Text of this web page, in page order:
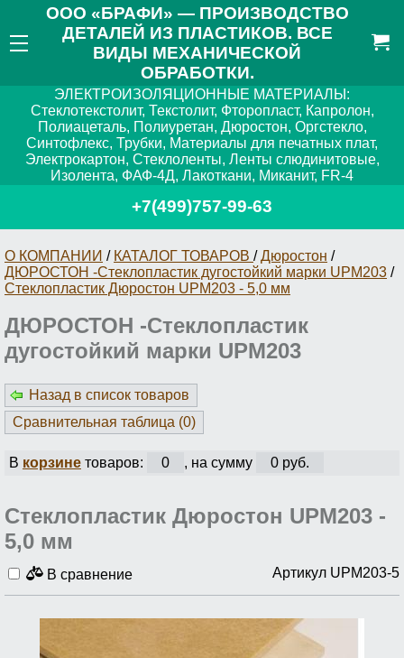
ООО «БРАФИ» — ПРОИЗВОДСТВО
ДЕТАЛЕЙ ИЗ ПЛАСТИКОВ. ВСЕ
ВИДЫ МЕХАНИЧЕСКОЙ
ОБРАБОТКИ.
ЭЛЕКТРОИЗОЛЯЦИОННЫЕ МАТЕРИАЛЫ:
Стеклотекстолит, Текстолит, Фторопласт, Капролон,
Полиацеталь, Полиуретан, Дюростон, Оргстекло,
Синтофлекс, Трубки, Материалы для печатных плат,
Электрокартон, Стеклоленты, Ленты слюдинитовые,
Изолента, ФАФ-4Д, Лакоткани, Миканит, FR-4
+7(499)757-99-63
О КОМПАНИИ / КАТАЛОГ ТОВАРОВ /Дюростон /
ДЮРОСТОН -Стеклопластик дугостойкий марки UPM203 /
Стеклопластик Дюростон UPM203 - 5,0 мм
ДЮРОСТОН -Стеклопластик
дугостойкий марки UPM203
Назад в список товаров
Сравнительная таблица (0)
В корзинетоваров: 0 , на сумму 0 руб.
Стеклопластик Дюростон UPM203 -
5,0 мм
В сравнение Артикул UPM203-5